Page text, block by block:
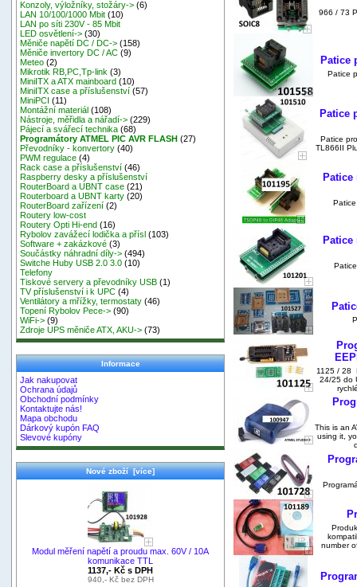
Konzoly, výložníky, stožáry-> (6)
LAN 10/100/1000 Mbit (10)
LAN po síti 230V - 85 Mbit
LED osvětlení-> (30)
Měniče napětí DC / DC-> (158)
Měniče invertory DC / AC (9)
Meteo (2)
Mikrotik RB,PC,Tp-link (3)
MiniITX a ATX mainboard (10)
MiniITX case a příslušenství (57)
MiniPCI (11)
Montážní materiál (108)
Nástroje, měřidla a nářadí-> (229)
Pájecí a svářecí technika (68)
Programátory ATMEL PIC AVR FLASH (27)
Převodníky - konvertory (40)
PWM regulace (4)
Rack case a příslušenství (46)
Raspberry desky a příslušenství
RouterBoard a UBNT case (21)
Routerboard a UBNT karty (20)
RouterBoard zařízení (2)
Routery low-cost
Routery Opti Hi-end (16)
Rybolov zavážecí lodička a přísl (103)
Software + zakázkové (3)
Součástky náhradní díly-> (494)
Switche Huby USB 2.0 3.0 (10)
Telefony
Tiskové servery a převodníky USB (1)
TV příslušenství i k UPC (4)
Ventilátory a mřížky, termostaty (46)
Topení Rybolov Pece-> (90)
WiFi-> (9)
Zdroje UPS měniče ATX, AKU-> (73)
Informace
Jak nakupovat
Ochrana údajů
Obchodní podmínky
Kontaktujte nás!
Mapa obchodu
Dárkový kupón FAQ
Slevové kupóny
Nové zboží [více]
Modul měření napětí a proudu max. 60V / 10A
komunikace TTL
1137,- Kč s DPH
940,- Kč bez DPH
966 / 73
Patice
Patice
Patice
Patice
TL866II
1125 / 28
24/25 do
This is an
using it,
number